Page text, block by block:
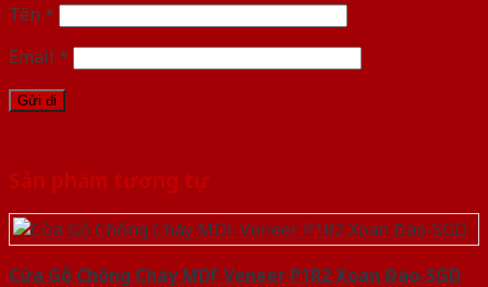
Tên *
Email *
Sản phẩm tương tự
Cửa Gỗ Chống Cháy MDF Veneer P1R2 Xoan Đào-SGD